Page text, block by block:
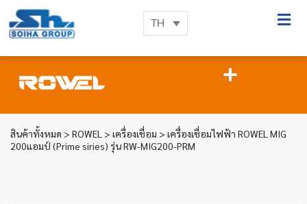
TH
สินค้าทั้งหมด > ROWEL > เครื่องเชื่อม > เครื่องเชื่อมไฟฟ้า ROWEL MIG
200แอมป์ (Prime siries) รุ่น RW-MIG200-PRM